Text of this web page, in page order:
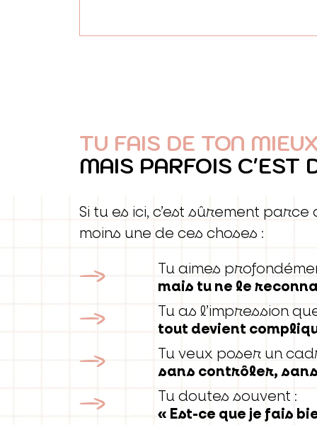
TU FAIS DE TON
MAIS PARFOIS C'EST
Si tu es ici, c’est sûrement
moins une de ces choses :
Tu aimes
mais tu ne le
Tu as l’impression
tout devient
Tu veux poser un
sans contrôler,
Tu doutes souvent :
« Est-ce que je fais